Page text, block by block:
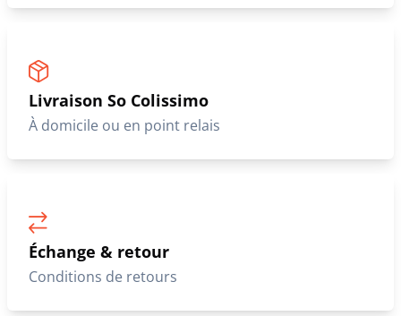
Livraison So Colissimo
À domicile ou en point relais
Échange & retour
Conditions de retours